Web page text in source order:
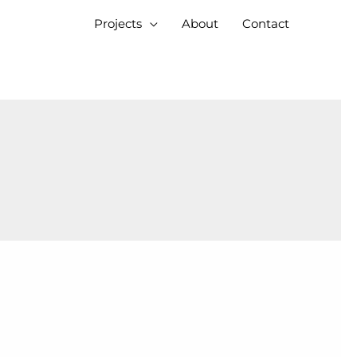
Projects About Contact